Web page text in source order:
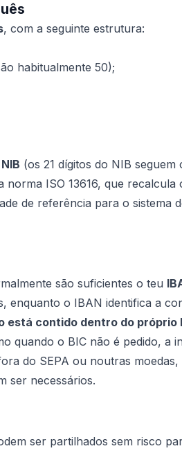
, com a seguinte estrutura:
habitualmente 50);
(os 21 dígitos do NIB
ISO 13616, que recalcula
de referência para o sistema
são suficientes o teu
enquanto o IBAN identifica a
está contido dentro do próprio
quando o BIC não é pedido, a
do SEPA ou noutras
ser necessários.
ser partilhados sem risco